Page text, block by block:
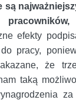
są
efekty
pracy,
że
taką